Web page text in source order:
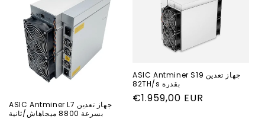
جهاز تعدين ASIC Antminer L7
بسرعة 8800 ميجاهاش/ثانية
جهاز تعدين ASIC Antminer S19
بقدرة 82TH/s
السعر
€1.959,00 EUR